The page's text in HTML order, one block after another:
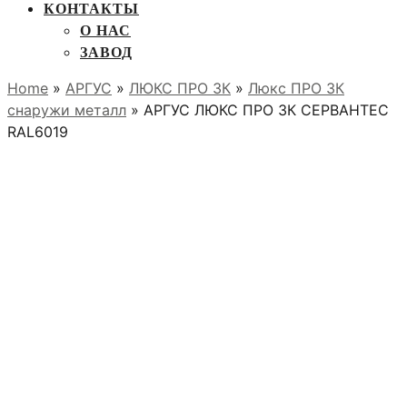
КОНТАКТЫ
О НАС
ЗАВОД
Home » АРГУС » ЛЮКС ПРО 3К » Люкс ПРО 3К
снаружи металл » АРГУС ЛЮКС ПРО 3К СЕРВАНТЕС
RAL6019